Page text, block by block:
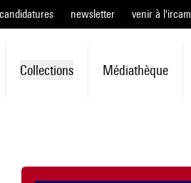
newsletter venir à l'ircam
Collections Médiathèque